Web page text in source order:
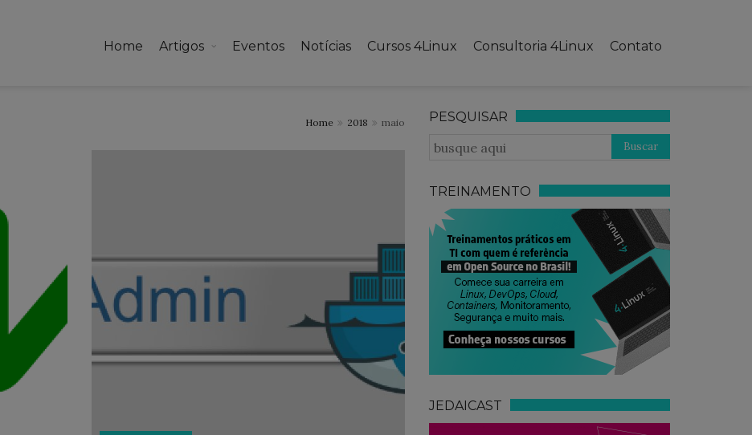
Home Artigos Eventos Notícias Cursos 4Linux Consultoria 4Linux Contato
Home 2018 maio PESQUISAR
TREINAMENTO
JEDAICAST